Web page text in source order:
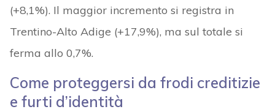
(+8,1%). Il maggior incremento si registra in
Trentino-Alto Adige (+17,9%), ma sul totale si
ferma allo 0,7%.
Come proteggersi da frodi creditizie
e furti d’identità